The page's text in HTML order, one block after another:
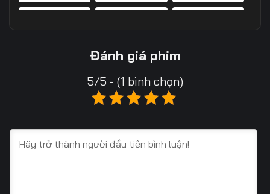
Tập 20
Tập 25 Tập 26
Đánh giá phim
5/5 - (1 bình chọn)